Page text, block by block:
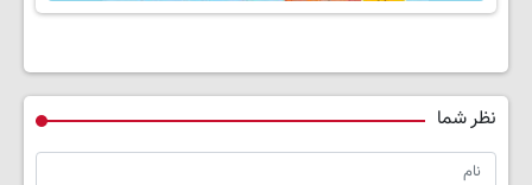
نظر شما